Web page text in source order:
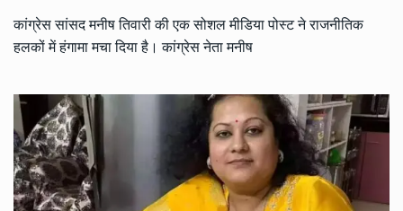
कांग्रेस सांसद मनीष तिवारी की एक सोशल मीडिया पोस्ट ने राजनीतिक
हलकों में हंगामा मचा दिया है। कांग्रेस नेता मनीष